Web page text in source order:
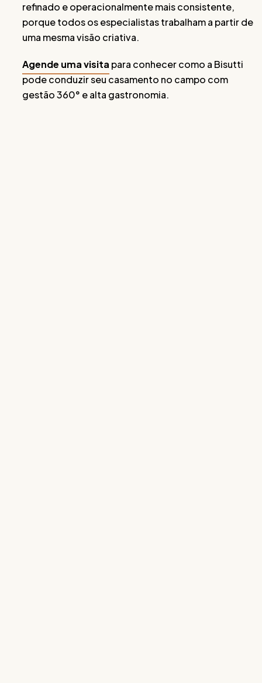
refinado e operacionalmente mais consistente,
porque todos os especialistas trabalham a partir de
uma mesma visão criativa.
Agende uma visita para conhecer como a Bisutti
pode conduzir seu casamento no campo com
gestão 360° e alta gastronomia.